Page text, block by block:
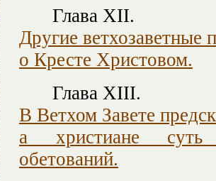
Глава XII.
Другие ветхозаветные
о Кресте Христовом.
Глава XIII.
В Ветхом Завете
а христиане суть
обетований.